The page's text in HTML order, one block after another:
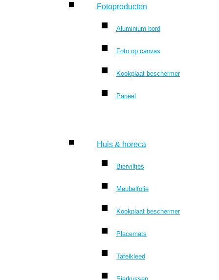
Fotoproducten
Aluminium bord
Foto op canvas
Kookplaat beschermer
Paneel
Huis & horeca
Bierviltjes
Meubelfolie
Kookplaat beschermer
Placemats
Tafelkleed